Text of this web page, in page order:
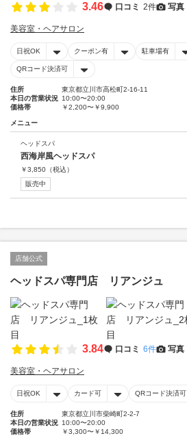
3.46 口コミ 2件 写真
美容室・ヘアサロン
日祝OK クーポン有 駐車場有
QRコード決済可
住所
東京都立川市高松町2-16-11
本日の営業状況 10:00〜20:00
価格帯
￥2,200〜￥9,900
メニュー
ヘッドスパ
西海岸風ヘッドスパ
￥3,850 （税込）
販売中
店舗公式
ヘッドスパ専門店 リアンジュ
3.84 口コミ 6件 写真
美容室・ヘアサロン
日祝OK カード可 QRコード決済可
住所
東京都立川市柴崎町2-2-7
本日の営業状況 10:00〜20:00
価格帯
￥3,300〜￥14,300